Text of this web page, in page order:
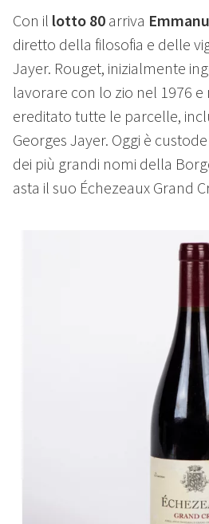
Con il lotto 80 arriva
diretto della filosofia e delle
Jayer. Rouget, inizialmente
lavorare con lo zio nel 1976 e
ereditato tutte le parcelle,
Georges Jayer. Oggi è
dei più grandi nomi della
asta il suo Échezeaux Grand